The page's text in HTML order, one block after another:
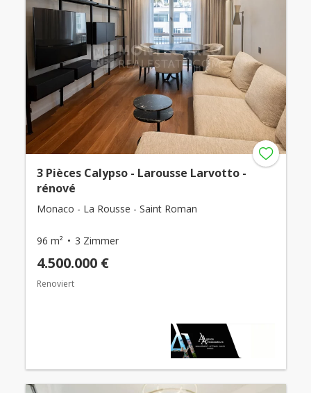
3 Pièces Calypso - Larousse Larvotto -
rénové
Monaco - La Rousse - Saint Roman
96 m² 3 Zimmer
4.500.000 €
Renoviert